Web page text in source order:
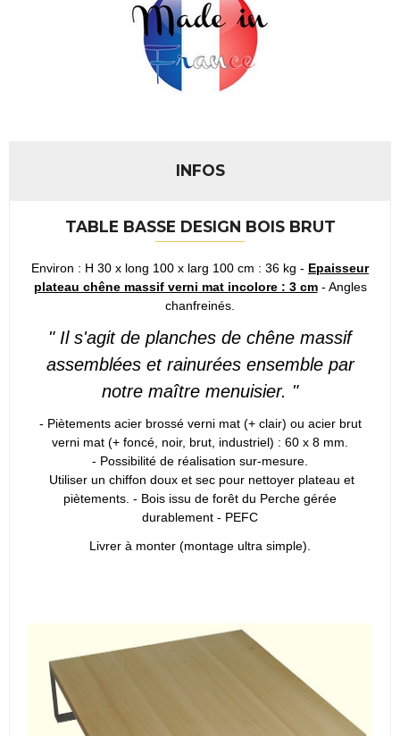
INFOS
TABLE BASSE DESIGN BOIS BRUT
Environ : H 30 x long 100 x larg 100 cm : 36 kg - Epaisseur
plateau chêne massif verni mat incolore : 3 cm- Angles
chanfreinés.
" Il s'agit de planches de chêne massif
assemblées et rainurées ensemble par
notre maître menuisier. "
- Piètements acier brossé verni mat (+ clair) ou acier brut
verni mat (+ foncé, noir, brut, industriel) : 60 x 8 mm.
- Possibilité de réalisation sur-mesure.
Utiliser un chiffon doux et sec pour nettoyer plateau et
piètements. - Bois issu de forêt du Perche gérée
durablement - PEFC
Livrer à monter (montage ultra simple).